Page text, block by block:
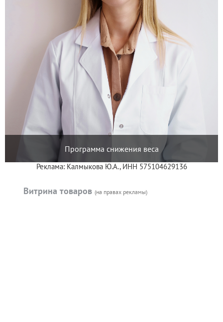
Программа снижения веса
Реклама: Калмыкова Ю.А., ИНН 575104629136
Витрина товаров (на правах рекламы)